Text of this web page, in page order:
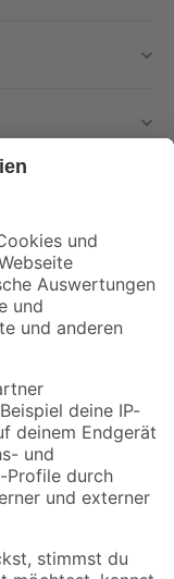
verpassen!